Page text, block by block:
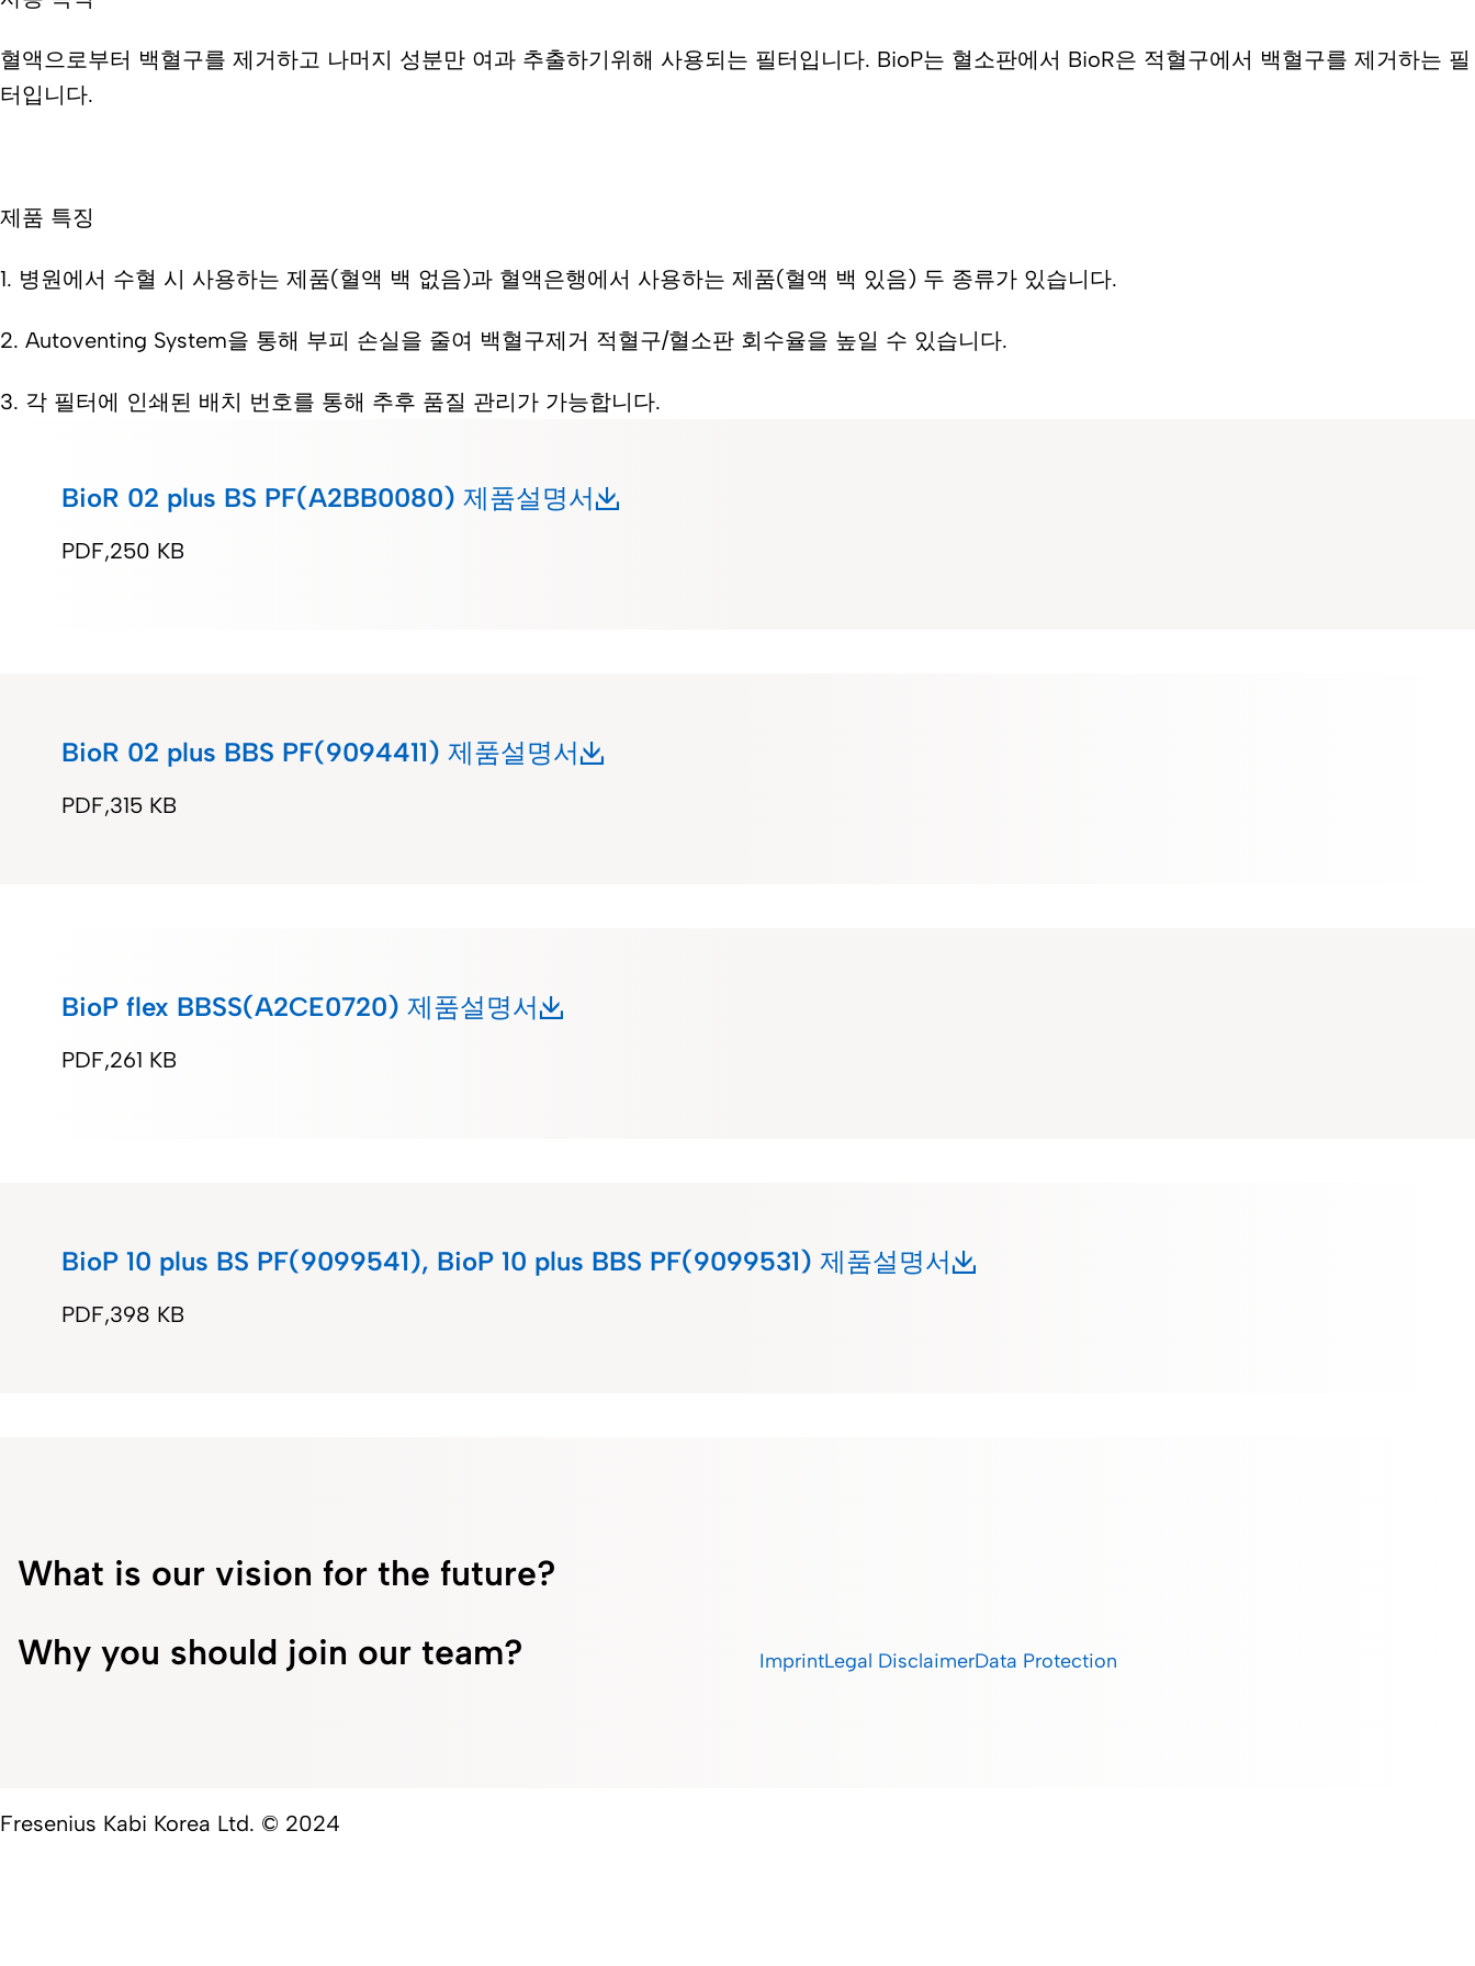
혈액으로부터 백혈구를 제거하고 나머지 성분만 여과 추출하기위해 사용되는 필터입니다. BioP는 혈소판에서 BioR은 적혈구에서 백혈구를 제거하는 필
터입니다.
제품 특징
1. 병원에서 수혈 시 사용하는 제품(혈액 백 없음)과 혈액은행에서 사용하는 제품(혈액 백 있음) 두 종류가 있습니다.
2. Autoventing System을 통해 부피 손실을 줄여 백혈구제거 적혈구/혈소판 회수율을 높일 수 있습니다.
3. 각 필터에 인쇄된 배치 번호를 통해 추후 품질 관리가 가능합니다.
250 KB
PDF
BioR 02 plus BS PF(A2BB0080) 제품설명서
315 KB
PDF
BioR 02 plus BBS PF(9094411) 제품설명서
261 KB
PDF
BioP flex BBSS(A2CE0720) 제품설명서
398 KB
PDF
BioP 10 plus BS PF(9099541), BioP 10 plus BBS PF(9099531) 제품설명서
What is our vision for the future?
Why you should join our team?
ImprintLegal DisclaimerData Protection
Fresenius Kabi Korea Ltd. © 2024